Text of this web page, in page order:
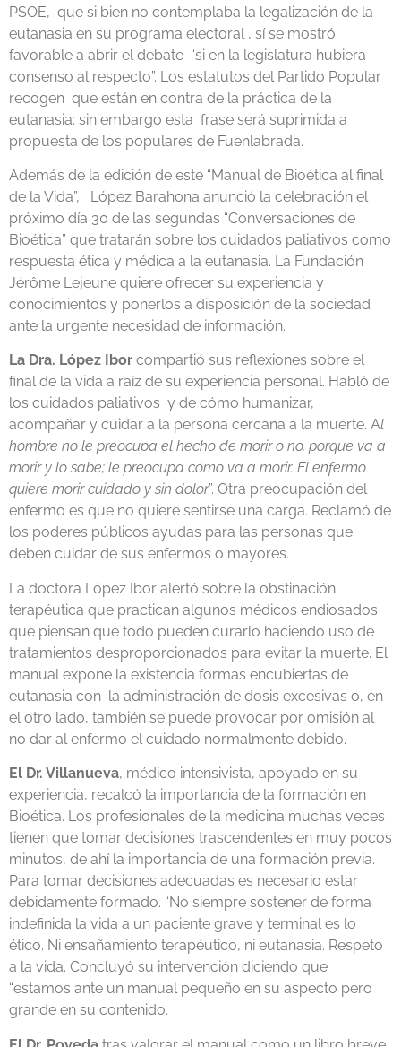
PSOE, que si bien no contemplaba la legalización de la
eutanasia en su programa electoral , sí se mostró
favorable a abrir el debate “si en la legislatura hubiera
consenso al respecto”. Los estatutos del Partido Popular
recogen que están en contra de la práctica de la
eutanasia; sin embargo esta frase será suprimida a
propuesta de los populares de Fuenlabrada.
Además de la edición de este “Manual de Bioética al final
de la Vida”, López Barahona anunció la celebración el
próximo día 30 de las segundas “Conversaciones de
Bioética” que tratarán sobre los cuidados paliativos como
respuesta ética y médica a la eutanasia. La Fundación
Jérôme Lejeune quiere ofrecer su experiencia y
conocimientos y ponerlos a disposición de la sociedad
ante la urgente necesidad de información.
La Dra. López Ibor compartió sus reflexiones sobre el
final de la vida a raíz de su experiencia personal. Habló de
los cuidados paliativos y de cómo humanizar,
acompañar y cuidar a la persona cercana a la muerte. Al
hombre no le preocupa el hecho de morir o no, porque va a
morir y lo sabe; le preocupa cómo va a morir. El enfermo
quiere morir cuidado y sin dolor”. Otra preocupación del
enfermo es que no quiere sentirse una carga. Reclamó de
los poderes públicos ayudas para las personas que
deben cuidar de sus enfermos o mayores.
La doctora López Ibor alertó sobre la obstinación
terapéutica que practican algunos médicos endiosados
que piensan que todo pueden curarlo haciendo uso de
tratamientos desproporcionados para evitar la muerte. El
manual expone la existencia formas encubiertas de
eutanasia con la administración de dosis excesivas o, en
el otro lado, también se puede provocar por omisión al
no dar al enfermo el cuidado normalmente debido.
El Dr. Villanueva, médico intensivista, apoyado en su
experiencia, recalcó la importancia de la formación en
Bioética. Los profesionales de la medicina muchas veces
tienen que tomar decisiones trascendentes en muy pocos
minutos, de ahí la importancia de una formación previa.
Para tomar decisiones adecuadas es necesario estar
debidamente formado. “No siempre sostener de forma
indefinida la vida a un paciente grave y terminal es lo
ético. Ni ensañamiento terapéutico, ni eutanasia. Respeto
a la vida. Concluyó su intervención diciendo que
“estamos ante un manual pequeño en su aspecto pero
grande en su contenido.